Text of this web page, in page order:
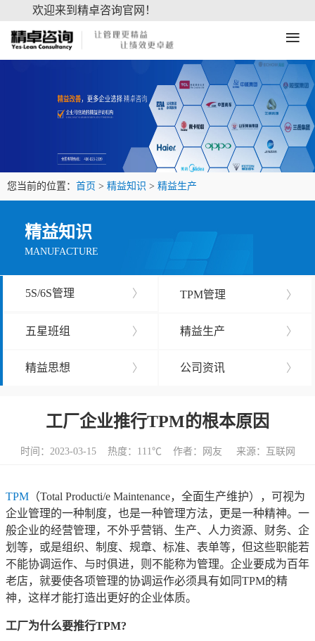
欢迎来到精卓咨询官网！
≡
您当前的位置： 首页 > 精益知识 > 精益生产
精益知识
MANUFACTURE
5S/6S管理 〉 TPM管理 〉
五星班组 〉 精益生产 〉
精益思想 〉 公司资讯 〉
工厂企业推行TPM的根本原因
时间：2023-03-15 热度： 111℃ 作者：网友 来源：互联网
TPM （Total Producti/e Maintenance，全面生产维护），可视为
企业管理的一种制度，也是一种管理方法，更是一种精神。一
般企业的经营管理，不外乎营销、生产、人力资源、财务、企
划等，或是组织、制度、规章、标准、表单等，但这些职能若
不能协调运作、与时俱进，则不能称为管理。企业要成为百年
老店，就要使各项管理的协调运作必须具有如同TPM的精
神，这样才能打造出更好的企业体质。
工厂为什么要推行TPM?